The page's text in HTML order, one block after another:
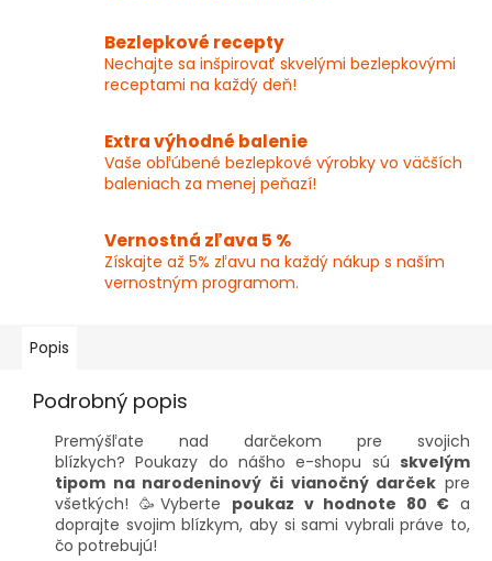
Bezlepkové recepty
Nechajte sa inšpirovať skvelými bezlepkovými
receptami na každý deň!
Extra výhodné balenie
Vaše obľúbené bezlepkové výrobky vo väčších
baleniach za menej peňazí!
Vernostná zľava 5 %
Získajte až 5% zľavu na každý nákup s naším
vernostným programom.
Popis
Podrobný popis
Premýšľate nad darčekom pre svojich
blízkych?Poukazy do nášho e-shopu súskvelým
tipom na narodeninový či vianočný darček pre
všetkých! 🥳Vyberte poukaz v hodnote 80 € a
doprajte svojim blízkym, aby si sami vybrali práve to,
čo potrebujú!